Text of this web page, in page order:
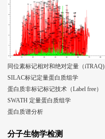
同位素标记相对和绝对定量（iTRAQ)
SILAC标记定量蛋白质组学
蛋白质非标记标记技术（Label free）
SWATH 定量蛋白质组学
蛋白质谱分析
分子生物学检测